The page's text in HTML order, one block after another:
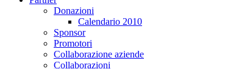
Donazioni
Calendario 2010
Sponsor
Promotori
Collaborazione aziende
Collaborazioni